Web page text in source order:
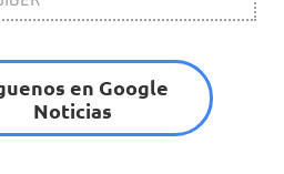
en Google
Noticias